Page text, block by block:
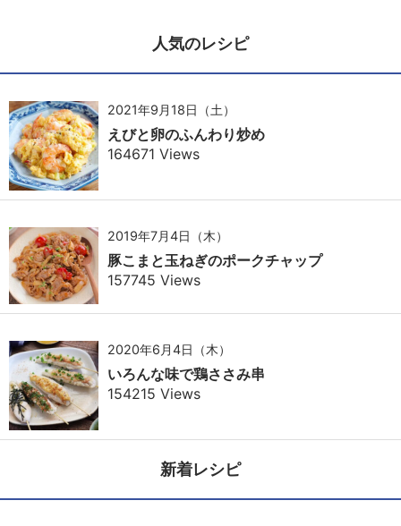
人気のレシピ
2021年9月18日（土）
えびと卵のふんわり炒め
164671 Views
2019年7月4日（木）
豚こまと玉ねぎのポークチャップ
157745 Views
2020年6月4日（木）
いろんな味で鶏ささみ串
154215 Views
新着レシピ